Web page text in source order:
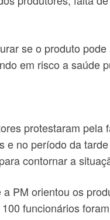
se o produto
em risco a saúde
protestaram
no período da
contornar a
PM orientou os
funcionários